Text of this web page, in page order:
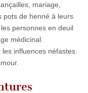
mariage,
pots de henné à leurs
personnes en deuil
médicinal.
influences néfastes.